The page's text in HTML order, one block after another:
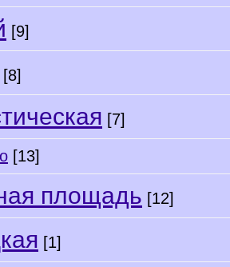
[9]
[8]
[7]
[13]
площадь [12]
[1]